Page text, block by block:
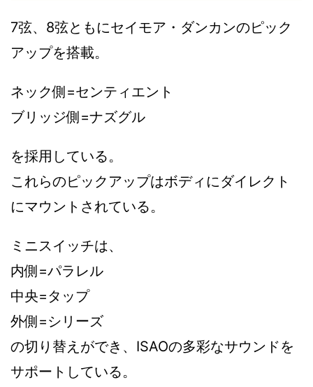
7弦、8弦ともにセイモア・ダンカンのピック
アップを搭載。
ネック側=センティエント
ブリッジ側=ナズグル
を採用している。
これらのピックアップはボディにダイレクト
にマウントされている。
ミニスイッチは、
内側=パラレル
中央=タップ
外側=シリーズ
の切り替えができ、ISAOの多彩なサウンドを
サポートしている。